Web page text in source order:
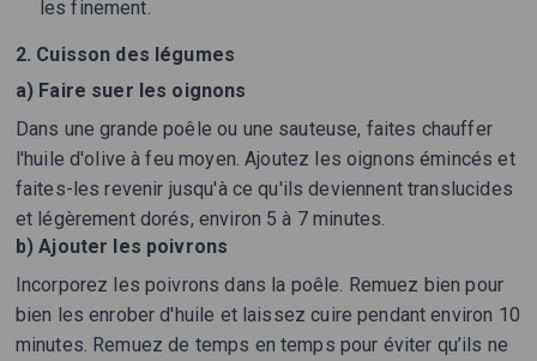
les finement.
2. Cuisson des légumes
a) Faire suer les oignons
Dans une grande poêle ou une sauteuse, faites chauffer
l'huile d'olive à feu moyen. Ajoutez les oignons émincés et
faites-les revenir jusqu'à ce qu'ils deviennent translucides
et légèrement dorés, environ 5 à 7 minutes.
b) Ajouter les poivrons
Incorporez les poivrons dans la poêle. Remuez bien pour
bien les enrober d'huile et laissez cuire pendant environ 10
minutes. Remuez de temps en temps pour éviter qu’ils ne